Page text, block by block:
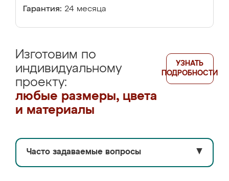
Гарантия: 24 месяца
Изготовим по
индивидуальному
проекту:
любые размеры, цвета
и материалы
УЗНАТЬ
ПОДРОБНОСТИ
Часто задаваемые вопросы ▼